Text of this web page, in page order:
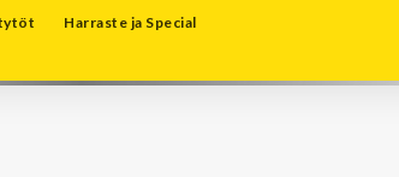
Harraste ja Special